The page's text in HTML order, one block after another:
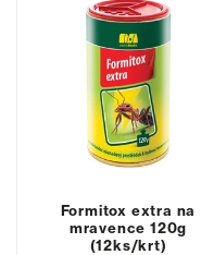
Formitox extra na
mravence 120g
(12ks/krt)